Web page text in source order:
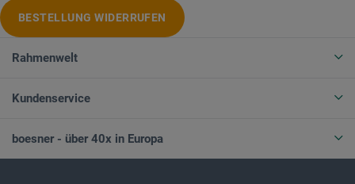
BESTELLUNG WIDERRUFEN
Rahmenwelt
Kundenservice
boesner - über 40x in Europa